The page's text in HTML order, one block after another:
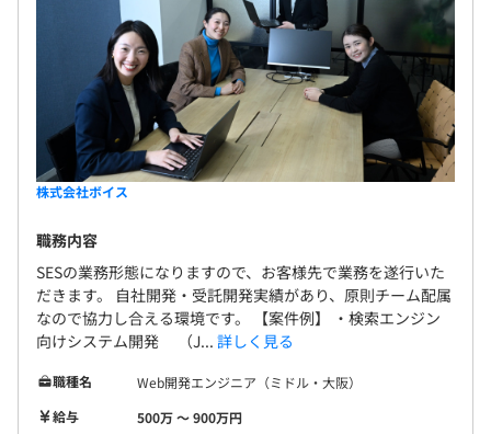
株式会社ボイス
職務内容
SESの業務形態になりますので、お客様先で業務を遂行いた
だきます。 自社開発・受託開発実績があり、原則チーム配属
なので協力し合える環境です。 【案件例】 ・検索エンジン
向けシステム開発 （J... 詳しく見る
職種名
Web開発エンジニア（ミドル・大阪）
給与
500万 〜 900万円